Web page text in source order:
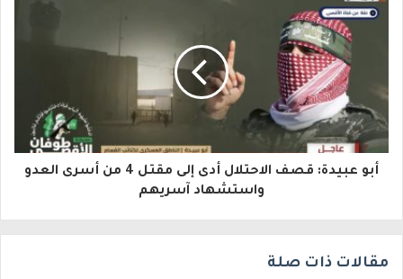
ت
ر
أبو عبيدة: قصف الاحتلال أدى إلى مقتل 4 من أسرى العدو
واستشهاد آسريهم
مقالات ذات صلة